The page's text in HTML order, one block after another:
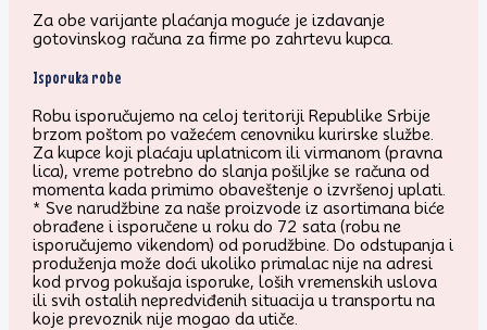
Za obe varijante plaćanja moguće je izdavanje
gotovinskog računa za firme po zahrtevu kupca.
Isporuka robe
Robu isporučujemo na celoj teritoriji Republike Srbije
brzom poštom po važećem cenovniku kurirske službe.
Za kupce koji plaćaju uplatnicom ili virmanom (pravna
lica), vreme potrebno do slanja pošiljke se računa od
momenta kada primimo obaveštenje o izvršenoj uplati.
* Sve narudžbine za naše proizvode iz asortimana biće
obrađene i isporučene u roku do 72 sata (robu ne
isporučujemo vikendom) od porudžbine. Do odstupanja i
produženja može doći ukoliko primalac nije na adresi
kod prvog pokušaja isporuke, loših vremenskih uslova
ili svih ostalih nepredviđenih situacija u transportu na
koje prevoznik nije mogao da utiče.